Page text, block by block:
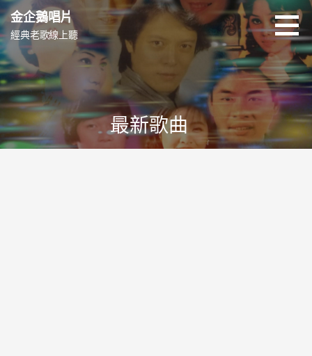
跳
至
主
要
內
容
金企鵝唱片
經典老歌線上聽
最新歌曲